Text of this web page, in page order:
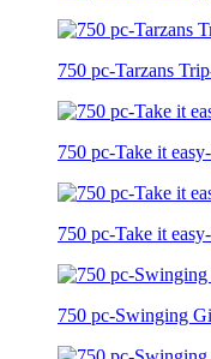
750 pc-Tarzans
750 pc-Take it
750 pc-Take it
750 pc-Swinging